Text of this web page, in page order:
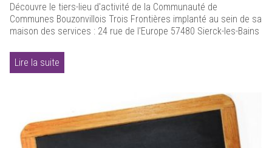
Découvre le tiers-lieu d'activité de la Communauté de
Communes Bouzonvillois Trois Frontières implanté au sein de sa
maison des services : 24 rue de l'Europe 57480 Sierck-les-Bains
Lire la suite